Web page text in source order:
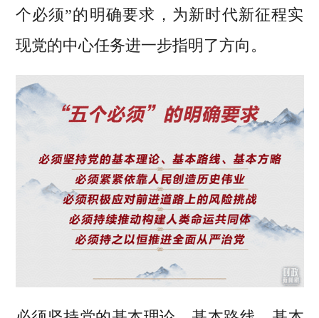
个必须”的明确要求，为新时代新征程实
现党的中心任务进一步指明了方向。